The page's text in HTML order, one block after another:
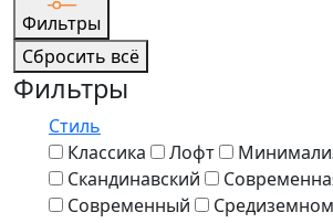
Фильтры
Сбросить всё
Фильтры
Стиль
Классика
Лофт
Скандинавский
Современный